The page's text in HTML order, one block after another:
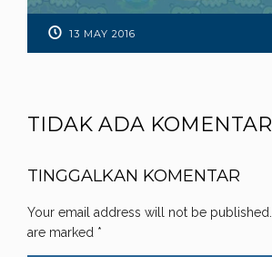
13 MAY 2016
TIDAK ADA KOMENTAR
TINGGALKAN KOMENTAR
Your email address will not be published.
are marked *